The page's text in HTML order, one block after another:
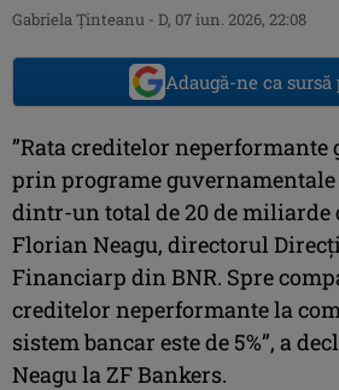
Gabriela Ţinteanu - D, 07 iun. 2026, 22:08
Adaugă-ne ca sursă
”Rata creditelor neperformante
prin programe guvernamentale
dintr-un total de 20 de miliarde
Florian Neagu, directorul
Financiarp din BNR. Spre
creditelor neperformante la
sistem bancar este de 5%”, a
Neagu la ZF Bankers.